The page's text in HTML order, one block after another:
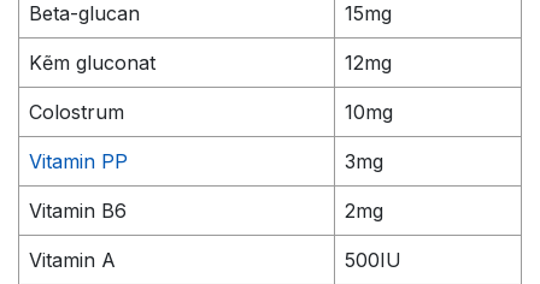
Beta-glucan 15mg
Kẽm gluconat 12mg
Colostrum 10mg
Vitamin PP 3mg
Vitamin B6 2mg
Vitamin A 500IU